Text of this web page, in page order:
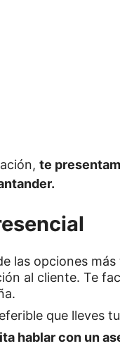
te
las opciones
al cliente. Te
que lleves
hablar con un